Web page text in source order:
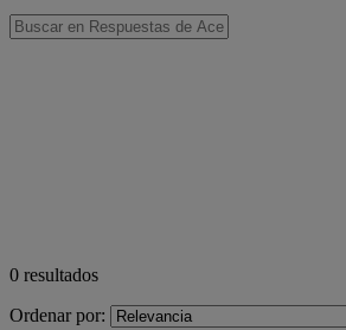
0 resultados
Ordenar por: